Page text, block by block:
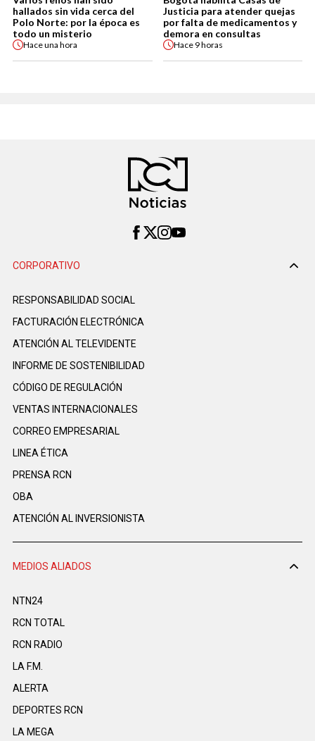
hallados sin vida cerca del
Polo Norte: por la época es
todo un misterio
Haceuna hora
Justicia para atender quejas
por falta de medicamentos y
demora en consultas
Hace 9 horas
CORPORATIVO
RESPONSABILIDAD SOCIAL
FACTURACIÓN ELECTRÓNICA
ATENCIÓN AL TELEVIDENTE
INFORME DE SOSTENIBILIDAD
CÓDIGO DE REGULACIÓN
VENTAS INTERNACIONALES
CORREO EMPRESARIAL
LINEA ÉTICA
PRENSA RCN
OBA
ATENCIÓN AL INVERSIONISTA
MEDIOS ALIADOS
NTN24
RCN TOTAL
RCN RADIO
LA F.M.
ALERTA
DEPORTES RCN
LA MEGA